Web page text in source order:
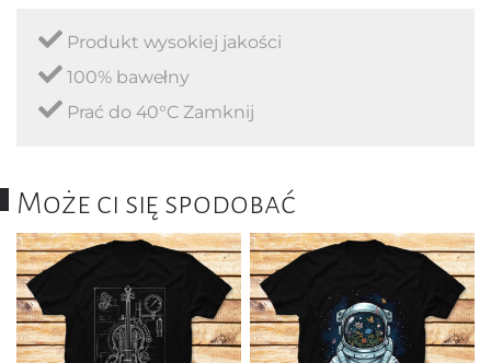
Produkt wysokiej jakości
100% bawełny
Prać do 40°C Zamknij
Może ci się spodobać